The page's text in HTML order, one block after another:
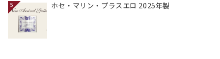
5 ホセ・マリン・プラスエロ 2025年製